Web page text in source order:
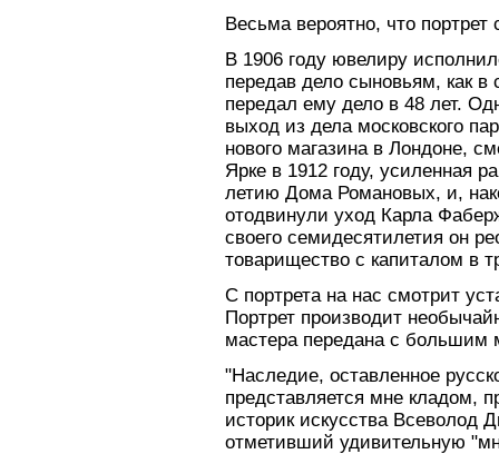
Весьма вероятно, что портрет
В 1906 году ювелиру
передав дело сыновьям, как
передал ему дело в 48 лет.
выход из дела московского
нового магазина в Лондоне,
Ярке в 1912 году, усиленная
летию Дома Романовых, и,
отодвинули уход Карла
своего семидесятилетия он
товарищество с капиталом в
С портрета на нас смотрит
Портрет производит
мастера передана с большим
"Наследие, оставленное
представляется мне кладом,
историк искусства Всеволод
отметивший удивительную